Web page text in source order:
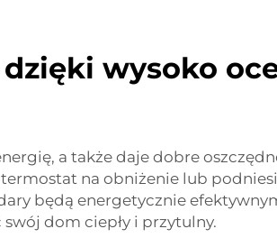
wysoko
a także daje dobre
na obniżenie lub
będą energetycznie
dom ciepły i przytulny.